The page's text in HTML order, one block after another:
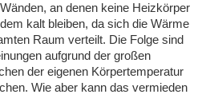
an denen keine Heizkörper
kalt bleiben, da sich die Wärme
Raum verteilt. Die Folge sind
aufgrund der großen
der eigenen Körpertemperatur
Wie aber kann das vermieden